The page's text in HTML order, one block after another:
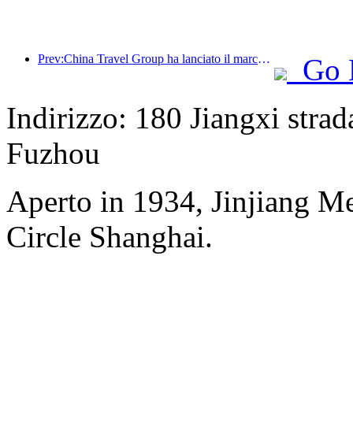
Prev:China Travel Group ha lanciato il marchio 'China Travel Good Times' per espandersi nel mercato del turismo per anziani.
Go
Indirizzo: 180 Jiangxi
Fuzhou
Aperto in 1934, Jinjiang
Circle Shanghai.